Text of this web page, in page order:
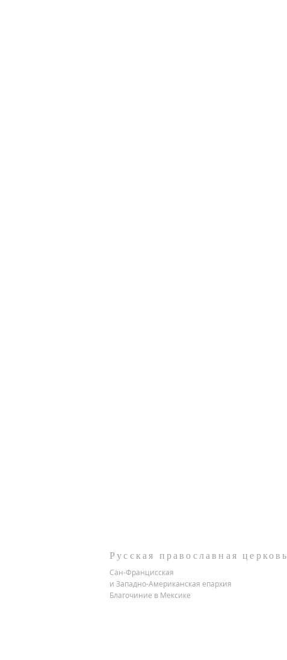
Сан-Францисская
и Западно-Американская епархия
Благочиние в Мексике
Русская православная церковь